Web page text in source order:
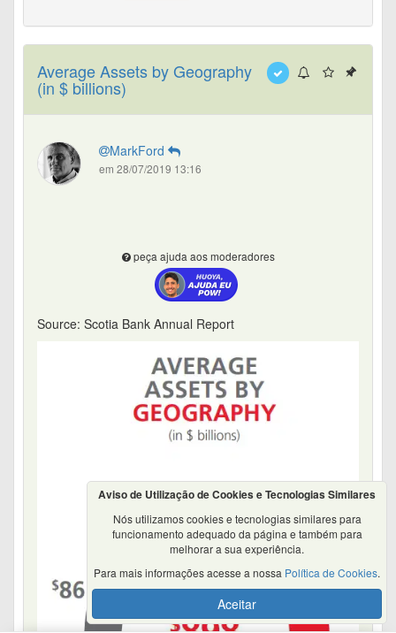
Average Assets by Geography
(in $ billions)
MarkFord
em 28/07/2019 13:16
peça ajuda aos moderadores
Source: Scotia Bank Annual Report
Aviso de Utilização de Cookies e Tecnologias Similares
Nós utilizamos cookies e tecnologias similares para
funcionamento adequado da página e também para
melhorar a sua experiência.
Para mais informações acesse a nossa Política de Cookies.
Aceitar